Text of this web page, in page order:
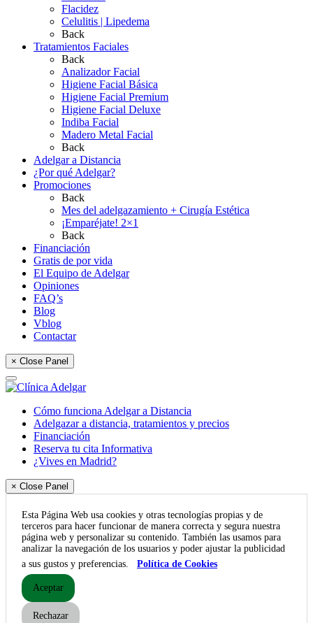
Flacidez
Celulitis | Lipedema
Back
Tratamientos Faciales
Back
Analizador Facial
Higiene Facial Básica
Higiene Facial Premium
Higiene Facial Deluxe
Indiba Facial
Madero Metal Facial
Back
Adelgar a Distancia
¿Por qué Adelgar?
Promociones
Back
Mes del adelgazamiento + Cirugía Estética
¡Emparéjate! 2×1
Back
Financiación
Gratis de por vida
El Equipo de Adelgar
Opiniones
FAQ’s
Blog
Vblog
Contactar
× Close Panel
Cómo funciona Adelgar a Distancia
Adelgazar a distancia, tratamientos y precios
Financiación
Reserva tu cita Informativa
¿Vives en Madrid?
× Close Panel
Esta Página Web usa cookies y otras tecnologías propias y de
terceros para hacer funcionar de manera correcta y segura nuestra
página web y personalizar su contenido. También las usamos para
analizar la navegación de los usuarios y poder ajustar la publicidad
a sus gustos y preferencias.
Política de Cookies
Aceptar
Rechazar